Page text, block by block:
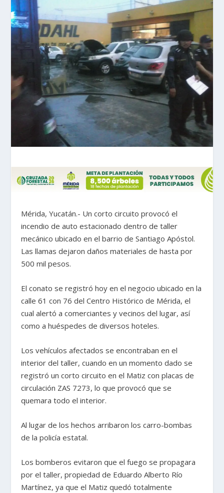
Mérida, Yucatán.- Un corto circuito provocó el
incendio de auto estacionado dentro de taller
mecánico ubicado en el barrio de Santiago Apóstol.
Las llamas dejaron daños materiales de hasta por
500 mil pesos.
El conato se registró hoy en el negocio ubicado en la
calle 61 con 76 del Centro Histórico de Mérida, el
cual alertó a comerciantes y vecinos del lugar, así
como a huéspedes de diversos hoteles.
Los vehículos afectados se encontraban en el
interior del taller, cuando en un momento dado se
registró un corto circuito en el Matiz con placas de
circulación ZAS 7273, lo que provocó que se
quemara todo el interior.
Al lugar de los hechos arribaron los carro-bombas
de la policía estatal.
Los bomberos evitaron que el fuego se propagara
por el taller, propiedad de Eduardo Alberto Río
Martínez, ya que el Matiz quedó totalmente